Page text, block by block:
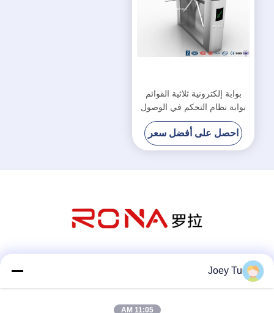
بوابة إلكترونية ثلاثية القوائم
بوابة نظام التحكم في الوصول
قابل للتعديل
احصل على أفضل سعر
Joey Tu
11:05 AM